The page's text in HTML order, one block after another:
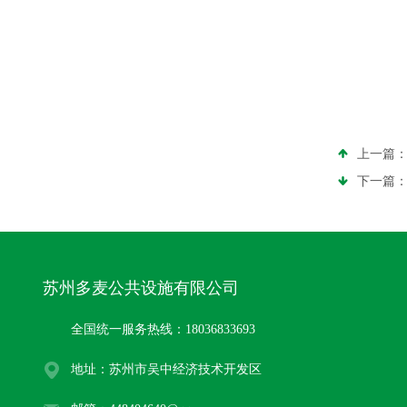
上一篇：
下一篇：
苏州多麦公共设施有限公司
全国统一服务热线：18036833693
地址：苏州市吴中经济技术开发区